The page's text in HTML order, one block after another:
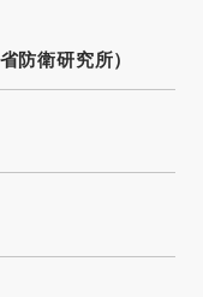
防衛研究所）